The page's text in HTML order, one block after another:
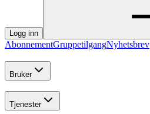
Logg inn
AbonnementGruppetilgangNyhetsbrev
Bruker
Tjenester